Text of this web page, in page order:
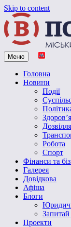
Skip to content
Vpoltave.info
Полтавський
Меню
Головна
Новини
Події
Здоров’я
Дозвілля
Робота
Спорт
Фінанси та
Галерея
Довідкова
Афіша
Блоги
Проекти